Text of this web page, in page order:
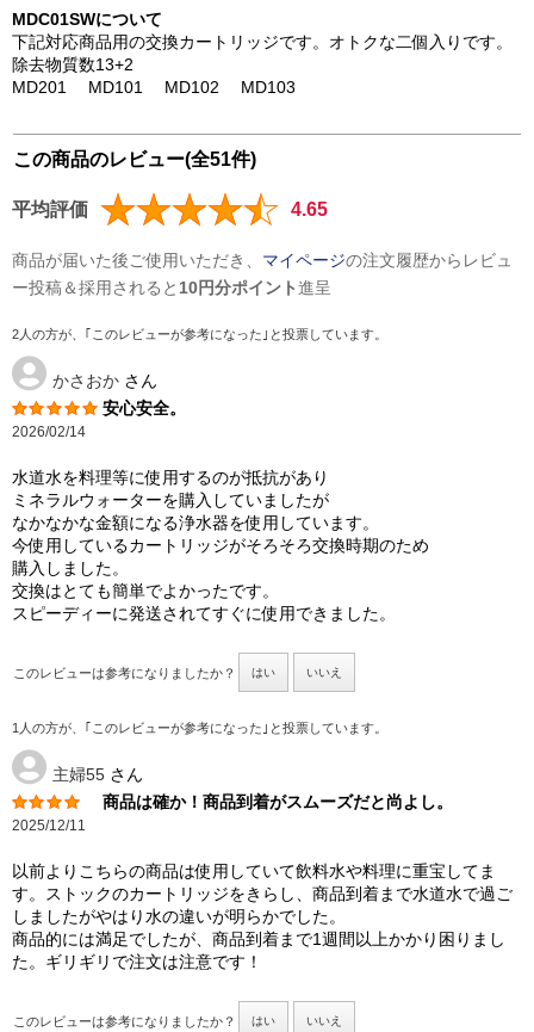
MDC01SWについて
下記対応商品用の交換カートリッジです。オトクな二個入りです。
除去物質数13+2
MD201 MD101 MD102 MD103
この商品のレビュー(全51件)
平均評価 4.65
商品が届いた後ご使用いただき、 マイページの注文履歴からレビュ
ー投稿＆採用されると 10円分ポイント進呈
2人の方が、｢このレビューが参考になった｣と投票しています。
かさおか さん
安心安全。
2026/02/14
水道水を料理等に使用するのが抵抗があり
ミネラルウォーターを購入していましたが
なかなかな金額になる浄水器を使用しています。
今使用しているカートリッジがそろそろ交換時期のため
購入しました。
交換はとても簡単でよかったです。
スピーディーに発送されてすぐに使用できました。
このレビューは参考になりましたか？ はい いいえ
1人の方が、｢このレビューが参考になった｣と投票しています。
主婦55 さん
商品は確か！商品到着がスムーズだと尚よし。
2025/12/11
以前よりこちらの商品は使用していて飲料水や料理に重宝してま
す。ストックのカートリッジをきらし、商品到着まで水道水で過ご
しましたがやはり水の違いが明らかでした。
商品的には満足でしたが、商品到着まで1週間以上かかり困りまし
た。ギリギリで注文は注意です！
このレビューは参考になりましたか？ はい いいえ